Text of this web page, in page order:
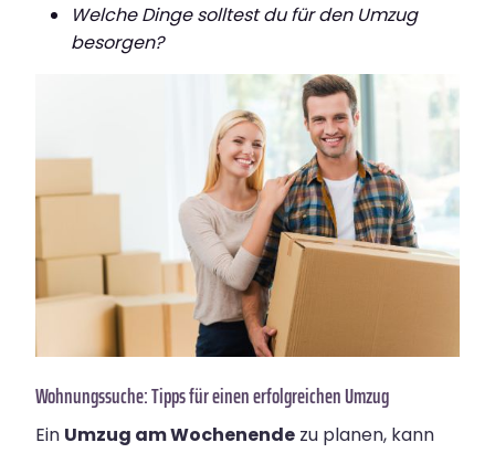
Welche Dinge solltest du für den Umzug
besorgen?
Wohnungssuche: Tipps für einen erfolgreichen Umzug
Ein Umzug am Wochenende zu planen, kann